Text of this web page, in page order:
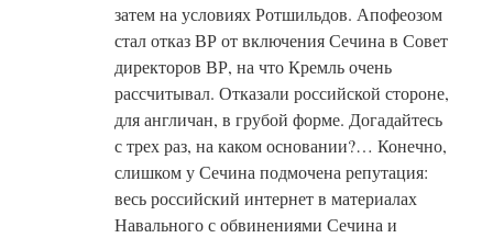
затем на условиях Ротшильдов. Апофеозом
стал отказ ВР от включения Сечина в Совет
директоров ВР, на что Кремль очень
рассчитывал. Отказали российской стороне,
для англичан, в грубой форме. Догадайтесь
с трех раз, на каком основании?… Конечно,
слишком у Сечина подмочена репутация:
весь российский интернет в материалах
Навального с обвинениями Сечина и